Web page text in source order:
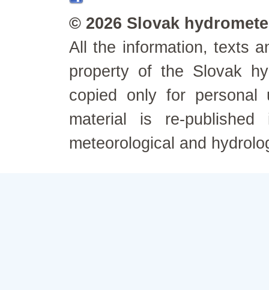
© 2026 Slovak
All the information, texts
property of the Slovak
copied only for personal
material is re-
meteorological and